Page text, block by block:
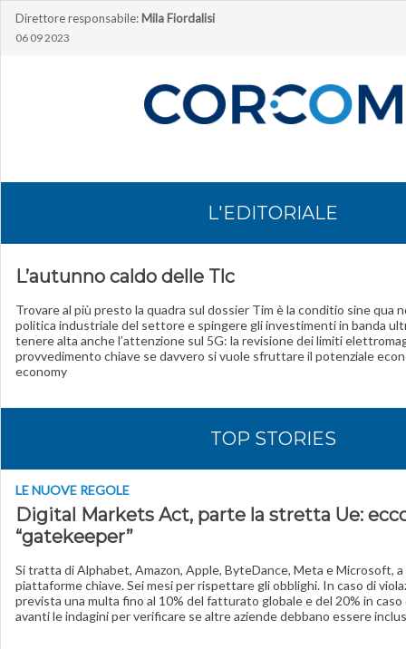
Direttore responsabile: Mila Fiordalisi
06 09 2023
L'EDITORIALE
L’autunno caldo delle Tlc
Trovare al più presto la quadra sul dossier Tim è la conditio sine qua
politica industriale del settore e spingere gli investimenti in banda
tenere alta anche l’attenzione sul 5G: la revisione dei limiti
provvedimento chiave se davvero si vuole sfruttare il potenziale
economy
TOP STORIES
LE NUOVE REGOLE
Digital Markets Act, parte la stretta Ue:
“gatekeeper”
Si tratta di Alphabet, Amazon, Apple, ByteDance, Meta e Microsoft,
piattaforme chiave. Sei mesi per rispettare gli obblighi. In caso di
prevista una multa fino al 10% del fatturato globale e del 20% in caso
avanti le indagini per verificare se altre aziende debbano essere